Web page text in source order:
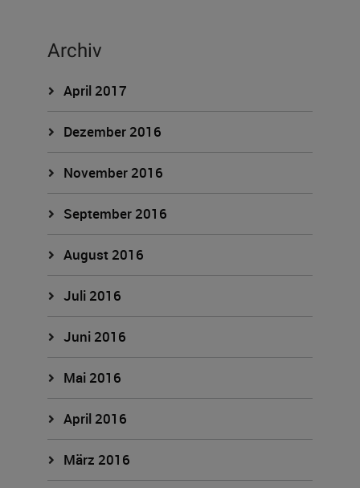
Archiv
April 2017
Dezember 2016
November 2016
September 2016
August 2016
Juli 2016
Juni 2016
Mai 2016
April 2016
März 2016